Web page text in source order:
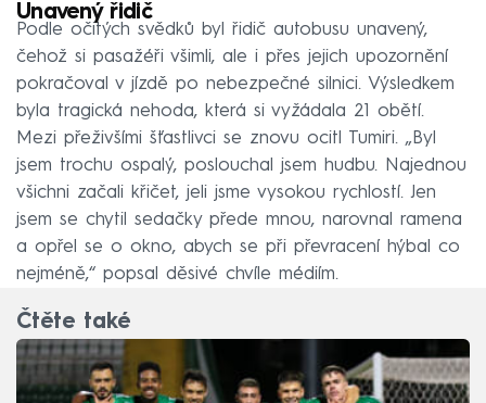
Unavený řidič
Podle očitých svědků byl řidič autobusu unavený,
čehož si pasažéři všimli, ale i přes jejich upozornění
pokračoval v jízdě po nebezpečné silnici. Výsledkem
byla tragická nehoda, která si vyžádala 21 obětí.
Mezi přeživšími šťastlivci se znovu ocitl Tumiri. „Byl
jsem trochu ospalý, poslouchal jsem hudbu. Najednou
všichni začali křičet, jeli jsme vysokou rychlostí. Jen
jsem se chytil sedačky přede mnou, narovnal ramena
a opřel se o okno, abych se při převracení hýbal co
nejméně,“ popsal děsivé chvíle médiím.
Čtěte také